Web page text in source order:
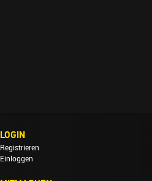
LOGIN
Registrieren
Einloggen